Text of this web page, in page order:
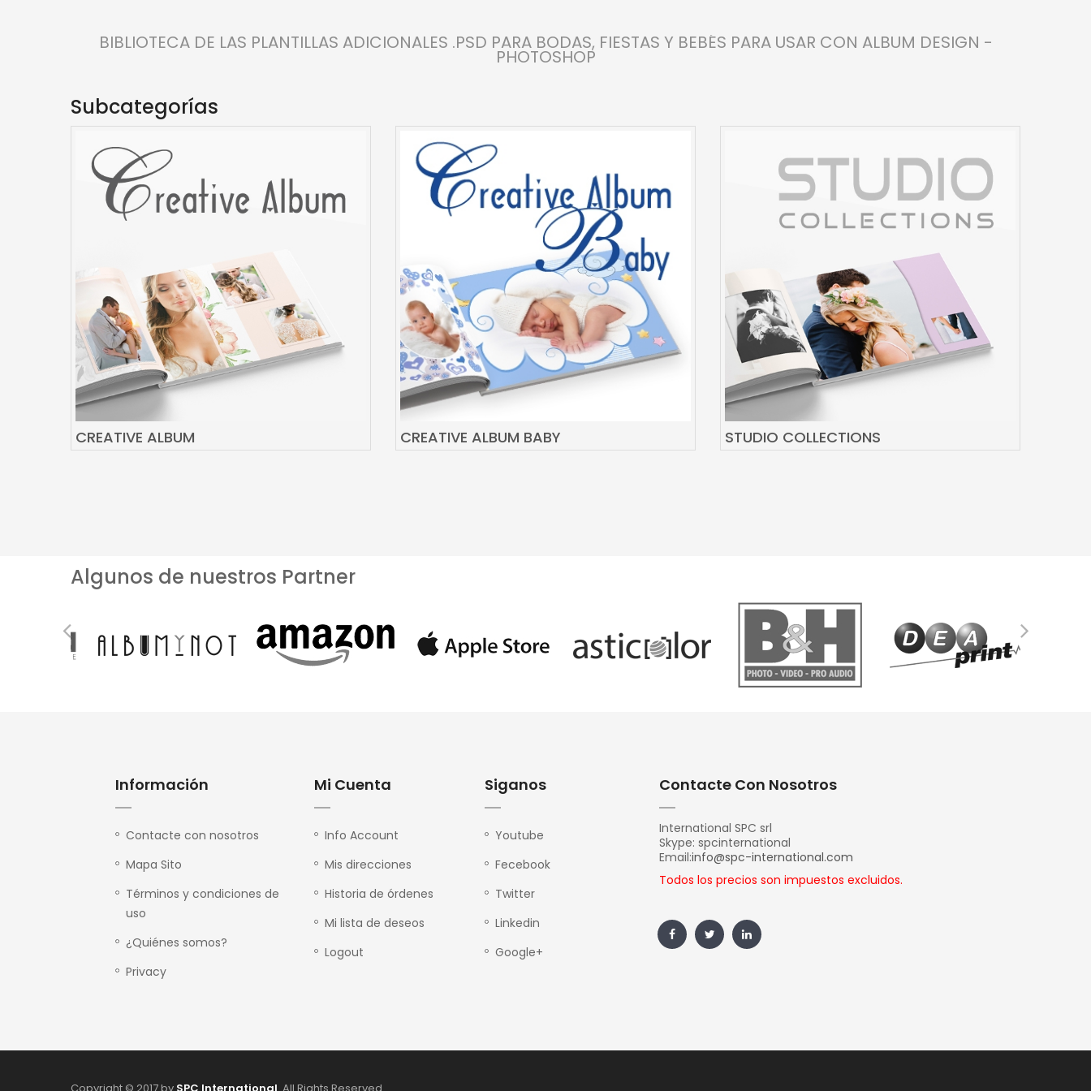
BIBLIOTECA DE LAS PLANTILLAS ADICIONALES .PSD PARA BODAS, FIESTAS Y BEBÉS PARA USAR CON ALBUM DESIGN -
PHOTOSHOP
Subcategorías
CREATIVE ALBUM CREATIVE ALBUM BABY STUDIO COLLECTIONS
Algunos de nuestros Partner
Información
Contacte con nosotros
Mapa Sito
Términos y condiciones de
uso
¿Quiénes somos?
Privacy
Mi Cuenta
Info Account
Mis direcciones
Historia de órdenes
Mi lista de deseos
Logout
Siganos
Youtube
Fecebook
Twitter
Linkedin
Google+
Contacte Con Nosotros
International SPC srl
Skype: spcinternational
Email:info@spc-international.com
Todos los precios son impuestos excluidos.